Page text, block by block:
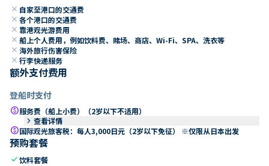
close 自家至港口的交通费
close 各个港口的交通费
close 靠港观光游费用
close 船上个人费用，例如饮料费、赌场、商店、Wi-Fi、SPA、洗衣等
close 海外旅行伤害保险
close 行李快递服务
额外支付费用
登船时支付
paid服务费（船上小费）（2岁以下不适用）
keyboard_arrow_right 查看详情
paid国际观光旅客税：每人3,000日元（2岁以下免征） ※仅限从日本出发
预购套餐
check饮料套餐